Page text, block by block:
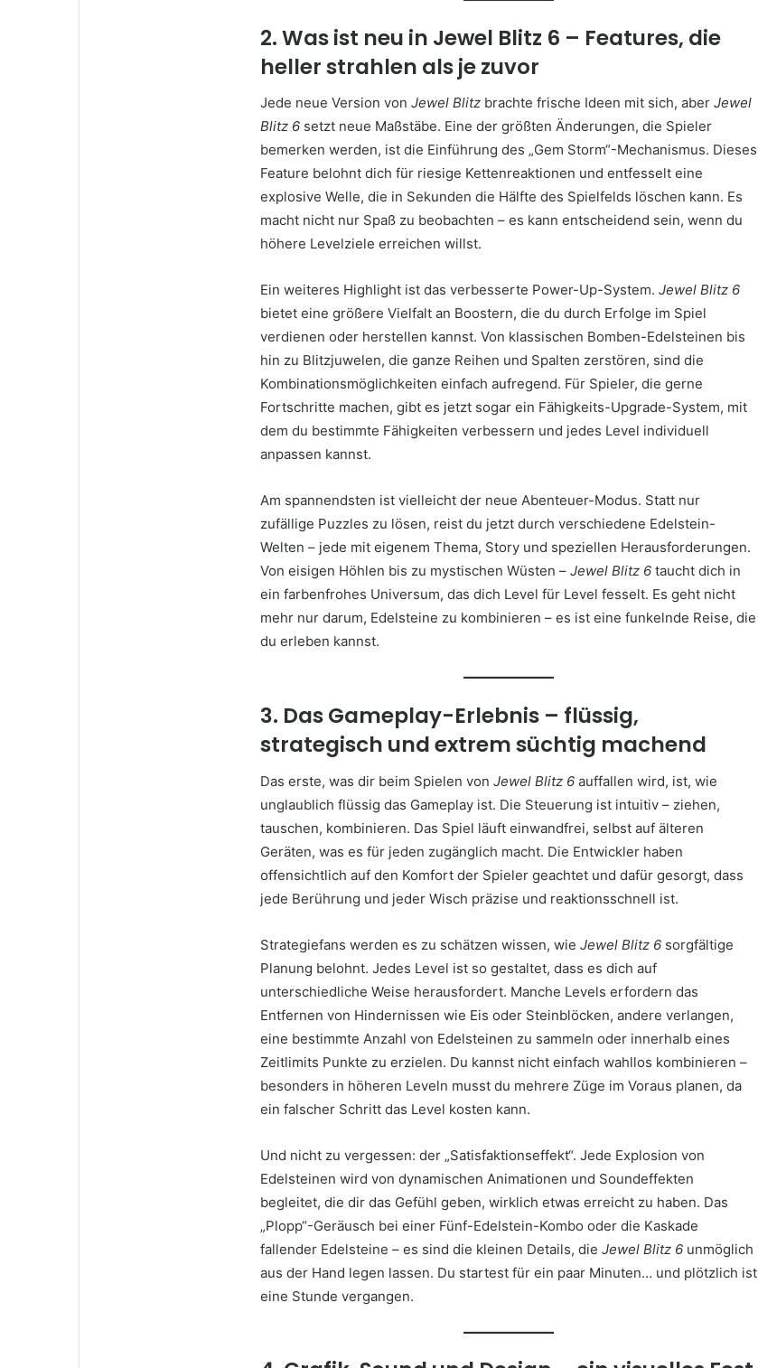
2. Was ist neu in Jewel Blitz 6 – Features, die
heller strahlen als je zuvor
Jede neue Version von Jewel Blitz brachte frische Ideen mit sich, aber Jewel
Blitz 6 setzt neue Maßstäbe. Eine der größten Änderungen, die Spieler
bemerken werden, ist die Einführung des „Gem Storm“-Mechanismus. Dieses
Feature belohnt dich für riesige Kettenreaktionen und entfesselt eine
explosive Welle, die in Sekunden die Hälfte des Spielfelds löschen kann. Es
macht nicht nur Spaß zu beobachten – es kann entscheidend sein, wenn du
höhere Levelziele erreichen willst.
Ein weiteres Highlight ist das verbesserte Power-Up-System. Jewel Blitz 6
bietet eine größere Vielfalt an Boostern, die du durch Erfolge im Spiel
verdienen oder herstellen kannst. Von klassischen Bomben-Edelsteinen bis
hin zu Blitzjuwelen, die ganze Reihen und Spalten zerstören, sind die
Kombinationsmöglichkeiten einfach aufregend. Für Spieler, die gerne
Fortschritte machen, gibt es jetzt sogar ein Fähigkeits-Upgrade-System, mit
dem du bestimmte Fähigkeiten verbessern und jedes Level individuell
anpassen kannst.
Am spannendsten ist vielleicht der neue Abenteuer-Modus. Statt nur
zufällige Puzzles zu lösen, reist du jetzt durch verschiedene Edelstein-
Welten – jede mit eigenem Thema, Story und speziellen Herausforderungen.
Von eisigen Höhlen bis zu mystischen Wüsten – Jewel Blitz 6 taucht dich in
ein farbenfrohes Universum, das dich Level für Level fesselt. Es geht nicht
mehr nur darum, Edelsteine zu kombinieren – es ist eine funkelnde Reise, die
du erleben kannst.
3. Das Gameplay-Erlebnis – flüssig,
strategisch und extrem süchtig machend
Das erste, was dir beim Spielen von Jewel Blitz 6 auffallen wird, ist, wie
unglaublich flüssig das Gameplay ist. Die Steuerung ist intuitiv – ziehen,
tauschen, kombinieren. Das Spiel läuft einwandfrei, selbst auf älteren
Geräten, was es für jeden zugänglich macht. Die Entwickler haben
offensichtlich auf den Komfort der Spieler geachtet und dafür gesorgt, dass
jede Berührung und jeder Wisch präzise und reaktionsschnell ist.
Strategiefans werden es zu schätzen wissen, wie Jewel Blitz 6 sorgfältige
Planung belohnt. Jedes Level ist so gestaltet, dass es dich auf
unterschiedliche Weise herausfordert. Manche Levels erfordern das
Entfernen von Hindernissen wie Eis oder Steinblöcken, andere verlangen,
eine bestimmte Anzahl von Edelsteinen zu sammeln oder innerhalb eines
Zeitlimits Punkte zu erzielen. Du kannst nicht einfach wahllos kombinieren –
besonders in höheren Leveln musst du mehrere Züge im Voraus planen, da
ein falscher Schritt das Level kosten kann.
Und nicht zu vergessen: der „Satisfaktionseffekt“. Jede Explosion von
Edelsteinen wird von dynamischen Animationen und Soundeffekten
begleitet, die dir das Gefühl geben, wirklich etwas erreicht zu haben. Das
„Plopp“-Geräusch bei einer Fünf-Edelstein-Kombo oder die Kaskade
fallender Edelsteine – es sind die kleinen Details, die Jewel Blitz 6 unmöglich
aus der Hand legen lassen. Du startest für ein paar Minuten… und plötzlich ist
eine Stunde vergangen.